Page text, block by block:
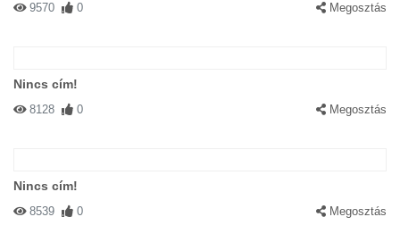
9570 0 Megosztás
Nincs cím!
8128 0 Megosztás
Nincs cím!
8539 0 Megosztás